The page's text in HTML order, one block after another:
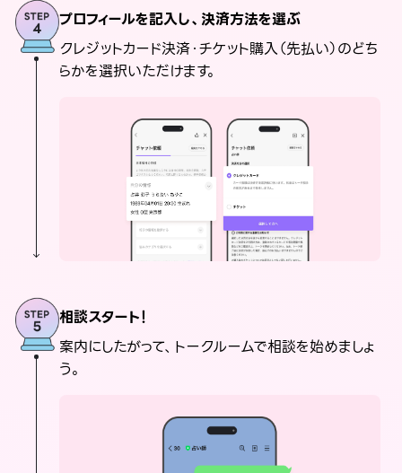
プロフィールを記入し、決済方法を選ぶ
クレジットカード決済・チケット購入（先払い）のどち
らかを選択いただけます。
相談スタート！
案内にしたがって、トークルームで相談を始めましょ
う。